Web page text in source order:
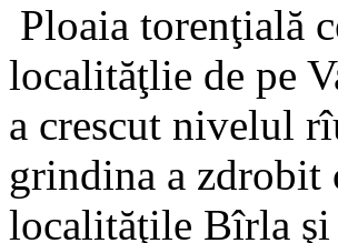
Ploaia torenţială
localităţlie de pe
a crescut nivelul
grindina a
localităţile Bîrla